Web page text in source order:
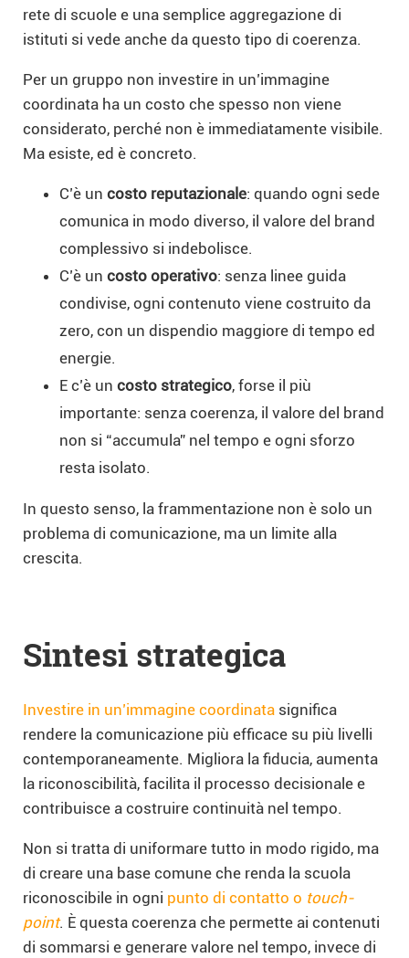
rete di scuole e una semplice aggregazione di
istituti si vede anche da questo tipo di coerenza.
Per un gruppo non investire in un’immagine
coordinata ha un costo che spesso non viene
considerato, perché non è immediatamente visibile.
Ma esiste, ed è concreto.
C’è un costo reputazionale: quando ogni sede
comunica in modo diverso, il valore del brand
complessivo si indebolisce.
C’è un costo operativo: senza linee guida
condivise, ogni contenuto viene costruito da
zero, con un dispendio maggiore di tempo ed
energie.
E c’è un costo strategico, forse il più
importante: senza coerenza, il valore del brand
non si “accumula” nel tempo e ogni sforzo
resta isolato.
In questo senso, la frammentazione non è solo un
problema di comunicazione, ma un limite alla
crescita.
Sintesi strategica
Investire in un’immagine coordinata significa
rendere la comunicazione più efficace su più livelli
contemporaneamente. Migliora la fiducia, aumenta
la riconoscibilità, facilita il processo decisionale e
contribuisce a costruire continuità nel tempo.
Non si tratta di uniformare tutto in modo rigido, ma
di creare una base comune che renda la scuola
riconoscibile in ogni punto di contatto o touch-
point. È questa coerenza che permette ai contenuti
di sommarsi e generare valore nel tempo, invece di